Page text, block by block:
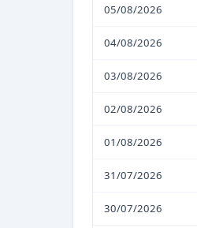
05/08/2026
04/08/2026
03/08/2026
02/08/2026
01/08/2026
31/07/2026
30/07/2026